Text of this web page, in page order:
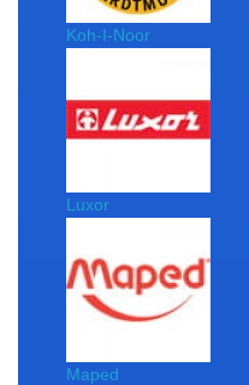
Koh-I-Noor
Luxor
Maped